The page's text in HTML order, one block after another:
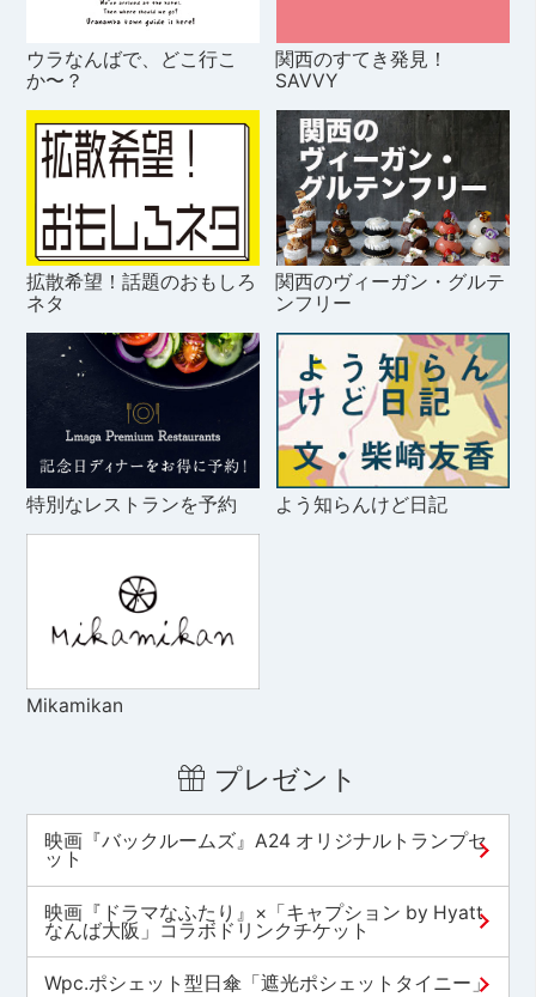
ウラなんばで、どこ行こ
か〜？
関西のすてき発見！
SAVVY
拡散希望！話題のおもしろ
ネタ
関西のヴィーガン・グルテ
ンフリー
特別なレストランを予約 よう知らんけど日記
Mikamikan
プレゼント
映画『バックルームズ』A24 オリジナルトランプセ
ット
映画『ドラマなふたり』×「キャプション by Hyatt
なんば大阪」コラボドリンクチケット
Wpc.ポシェット型日傘「遮光ポシェットタイニー」